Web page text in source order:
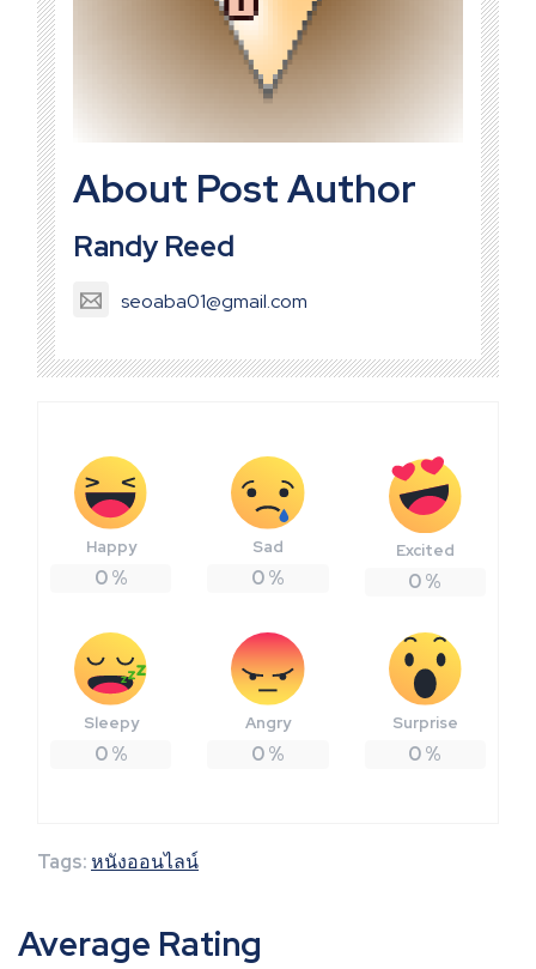
About Post Author
Randy Reed
seoaba01@gmail.com
Happy
0%
Sad
0%
Excited
0%
Sleepy
0%
Angry
0%
Surprise
0%
Tags:หนังออนไลน์
Average Rating